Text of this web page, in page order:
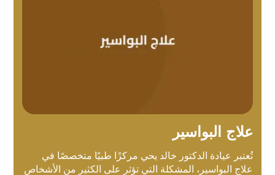
علاج البواسير
تُعتبر عيادة الدكتور خالد يحي مركزًا طبيًا متخصصًا في
علاج البواسير، المشكلة التي تؤثر على الكثير من الأشخاص